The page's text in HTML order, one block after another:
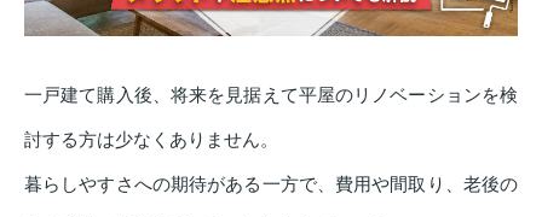
一戸建て購入後、将来を見据えて平屋のリノベーションを検
討する方は少なくありません。
暮らしやすさへの期待がある一方で、費用や間取り、老後の